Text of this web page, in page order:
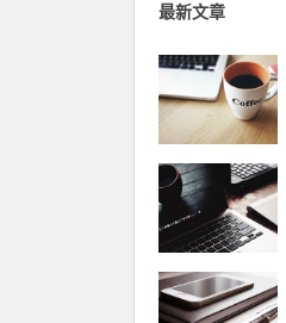
最新文章